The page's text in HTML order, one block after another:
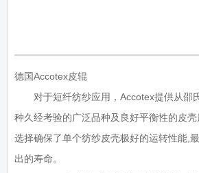
德国Accotex皮辊
对于短纤纺纱应用，Accotex提供从邵
种久经考验的广泛品种及良好平衡性的皮
选择确保了单个纺纱皮壳极好的运转性能,
出的寿命。